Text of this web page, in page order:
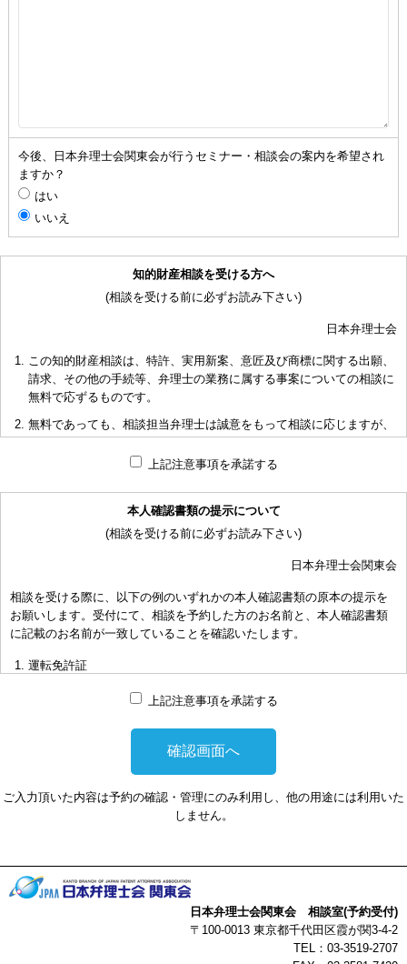
今後、日本弁理士会関東会が行うセミナー・相談会の案内を希望され
ますか？
はい
いいえ
知的財産相談を受ける方へ
(相談を受ける前に必ずお読み下さい)
日本弁理士会
この知的財産相談は、特許、実用新案、意匠及び商標に関する出願、
請求、その他の手続等、弁理士の業務に属する事案についての相談に
無料で応ずるものです。
無料であっても、相談担当弁理士は誠意をもって相談に応じますが、
もありますことを予めご了承下さい。
め、相談内容について、相談担当弁理士も当会も法的責任を負うもの
ではないことを予めご了承下さい。
お申し出により、相談担当弁理士に対して調査、出願等の相談事案を
依頼された場合には、通常の受任事件として有料となります。また、
その場合は、依頼者と弁理士個人との関係となり、当会は関与しませ
によって、また、特許事務所によって異なりますので、詳細は特許事
非対面型の相談はWEB会議システムを利用して実施します。WEB会
議システムを利用する事によって生じた不利益または損害に対して、
当会は、一切の責任を負い兼ねます。この点あらかじめご了承くださ
い。
上記注意事項を承諾する
本人確認書類の提示について
(相談を受ける前に必ずお読み下さい)
日本弁理士会関東会
相談を受ける際に、以下の例のいずれかの本人確認書類の原本の提示を
お願いします。受付にて、相談を予約した方のお名前と、本人確認書類
に記載のお名前が一致していることを確認いたします。
運転免許証
マイナンバーカード
本人確認書類を提示頂けない場合は、相談を受けることができません。
上記注意事項を承諾する
ご入力頂いた内容は予約の確認・管理にのみ利用し、他の用途には利用いた
しません。
日本弁理士会関東会 相談室(予約受付)
〒100-0013 東京都千代田区霞が関3-4-2
TEL：03-3519-2707